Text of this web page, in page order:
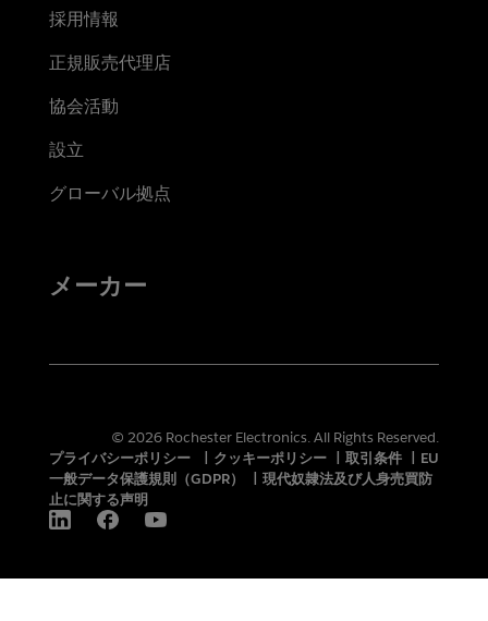
採用情報
正規販売代理店
協会活動
設立
グローバル拠点
メーカー
© 2026 Rochester Electronics. All Rights Reserved.
プライバシーポリシー
クッキーポリシー 取引条件
EU
一般データ保護規則（GDPR）
現代奴隷法及び人身売買防
止に関する声明